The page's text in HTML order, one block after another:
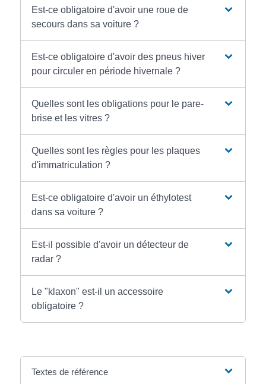
Est-ce obligatoire d'avoir une roue de
secours dans sa voiture ?
Est-ce obligatoire d'avoir des pneus hiver
pour circuler en période hivernale ?
Quelles sont les obligations pour le pare-
brise et les vitres ?
Quelles sont les règles pour les plaques
d'immatriculation ?
Est-ce obligatoire d'avoir un éthylotest
dans sa voiture ?
Est-il possible d'avoir un détecteur de
radar ?
Le "klaxon" est-il un accessoire
obligatoire ?
Textes de référence